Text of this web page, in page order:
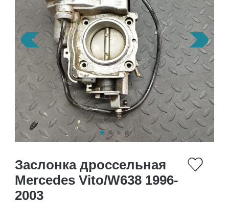
Заслонка дроссельная
Mercedes Vito/W638 1996-
2003